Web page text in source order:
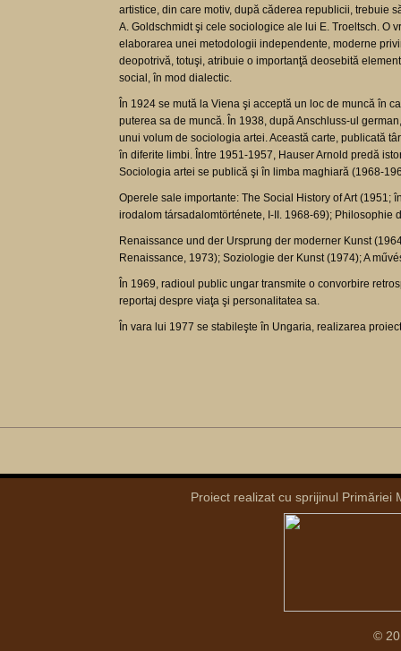
artistice, din care motiv, după căderea republicii, trebuie
A. Goldschmidt şi cele sociologice ale lui E. Troeltsch. O
elaborarea unei metodologii independente, moderne
deopotrivă, totuşi, atribuie o importanţă deosebită
social, în mod dialectic.
În 1924 se mută la Viena şi acceptă un loc de muncă în
puterea sa de muncă. În 1938, după Anschluss-ul
unui volum de sociologia artei. Această carte, publicată
în diferite limbi. Între 1951-1957, Hauser Arnold predă
Sociologia artei se publică şi în limba maghiară (1968-
Operele sale importante: The Social History of Art (1951;
irodalom társadalomtörténete, I-II. 1968-69);
Renaissance und der Ursprung der moderner Kunst
Renaissance, 1973); Soziologie der Kunst (1974); A
În 1969, radioul public ungar transmite o convorbire
reportaj despre viaţa şi personalitatea sa.
În vara lui 1977 se stabileşte în Ungaria, realizarea
Proiect realizat cu sprijinul Primăriei
©